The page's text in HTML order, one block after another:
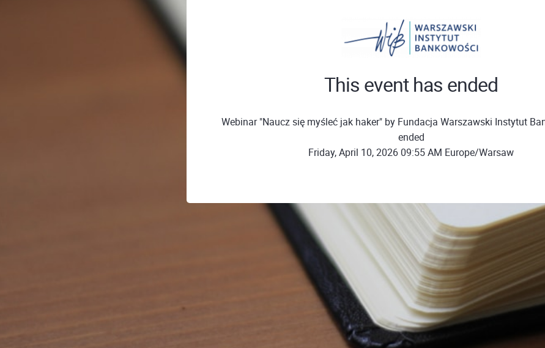
This event has ended
Webinar "Naucz się myśleć jak haker" by Fundacja Warszawski Instytut
ended
Friday, April 10, 2026 09:55 AM Europe/Warsaw